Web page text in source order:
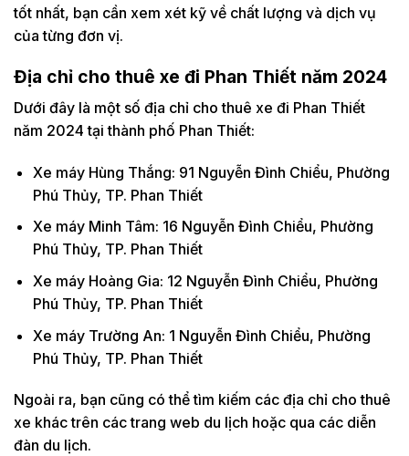
tốt nhất, bạn cần xem xét kỹ về chất lượng và dịch vụ
của từng đơn vị.
Địa chỉ cho thuê xe đi Phan Thiết năm 2024
Dưới đây là một số địa chỉ cho thuê xe đi Phan Thiết
năm 2024 tại thành phố Phan Thiết:
Xe máy Hùng Thắng: 91 Nguyễn Đình Chiểu, Phường
Phú Thủy, TP. Phan Thiết
Xe máy Minh Tâm: 16 Nguyễn Đình Chiểu, Phường
Phú Thủy, TP. Phan Thiết
Xe máy Hoàng Gia: 12 Nguyễn Đình Chiểu, Phường
Phú Thủy, TP. Phan Thiết
Xe máy Trường An: 1 Nguyễn Đình Chiểu, Phường
Phú Thủy, TP. Phan Thiết
Ngoài ra, bạn cũng có thể tìm kiếm các địa chỉ cho thuê
xe khác trên các trang web du lịch hoặc qua các diễn
đàn du lịch.